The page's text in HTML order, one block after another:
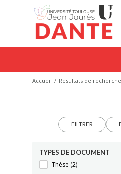
Accueil Résultats de recherche
FILTRER
TYPES DE DOCUMENT
Thèse (2)